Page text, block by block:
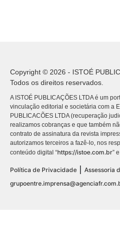
Copyright © 2026 - ISTOÉ
Todos os direitos reservados.
A ISTOÉ PUBLICAÇÕES LTDA é um
vinculação editorial e societária com a
PUBLICACÕES LTDA (recuperação
realizamos cobranças e que também
contrato de assinatura da revista
autorizamos terceiros a fazê-lo, nos
conteúdo digital “https://istoe.com.br”
Política de Privacidade | Assessoria